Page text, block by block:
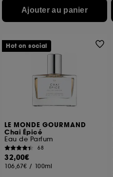
Ajouter au panier
LE MONDE GOURMAND
Chai Épicé
Eau de Parfum
68
32,00€
106,67€ / 100ml
Hot on social